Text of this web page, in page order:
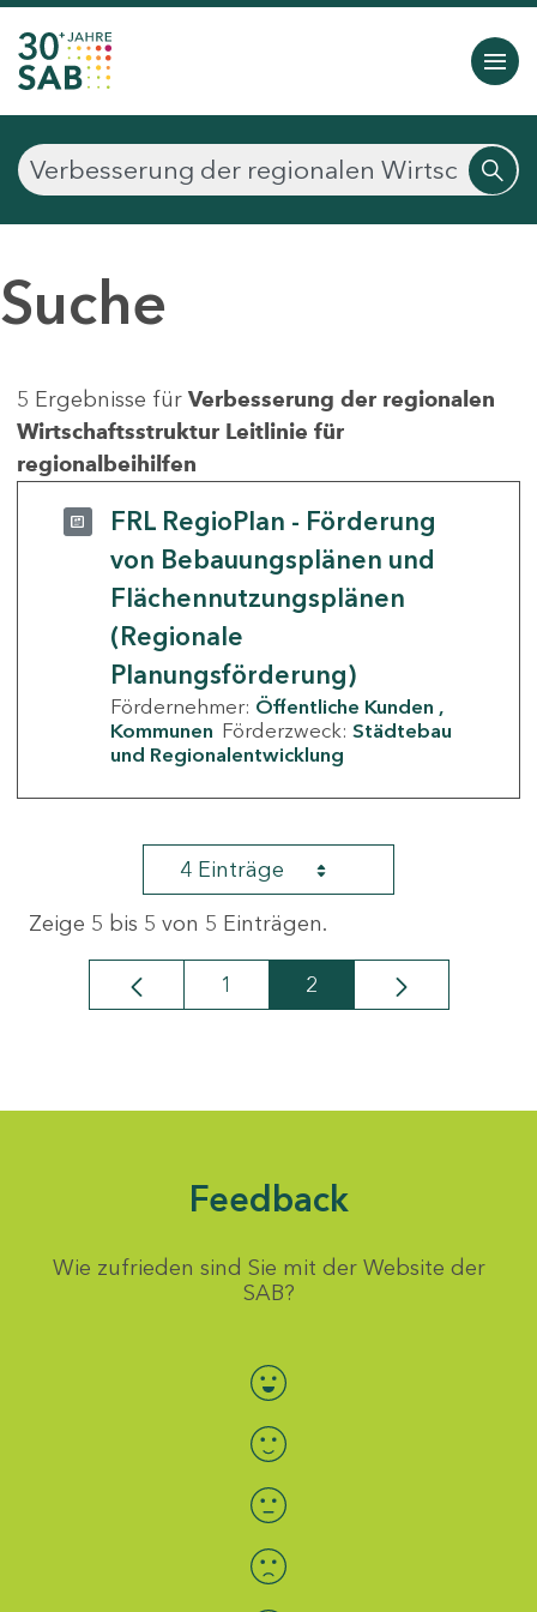
Suche
5 Ergebnisse für Verbesserung der regionalen
Wirtschaftsstruktur Leitlinie für
regionalbeihilfen
FRL RegioPlan - Förderung
von Bebauungsplänen und
Flächennutzungsplänen
(Regionale
Planungsförderung)
Fördernehmer: Öffentliche Kunden
Kommunen Förderzweck: Städtebau
und Regionalentwicklung
4 Einträge
Zeige 5 bis 5 von 5 Einträgen.
Seite
1 Seite
2
Feedback
Wie zufrieden sind Sie mit der Website der
SAB?
Bewertung auswählen